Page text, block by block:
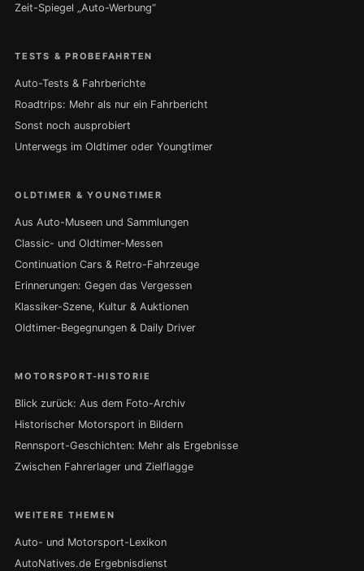
Zeit-Spiegel „Auto-Werbung“
TESTS & PROBEFAHRTEN
Auto-Tests & Fahrberichte
Roadtrips: Mehr als nur ein Fahrbericht
Sonst noch ausprobiert
Unterwegs im Oldtimer oder Youngtimer
OLDTIMER & YOUNGTIMER
Aus Auto-Museen und Sammlungen
Classic- und Oldtimer-Messen
Continuation Cars & Retro-Fahrzeuge
Erinnerungen: Gegen das Vergessen
Klassiker-Szene, Kultur & Auktionen
Oldtimer-Begegnungen & Daily Driver
MOTORSPORT-HISTORIE
Blick zurück: Aus dem Foto-Archiv
Historischer Motorsport in Bildern
Rennsport-Geschichten: Mehr als Ergebnisse
Zwischen Fahrerlager und Zielflagge
WEITERE THEMEN
Auto- und Motorsport-Lexikon
AutoNatives.de Ergebnisdienst